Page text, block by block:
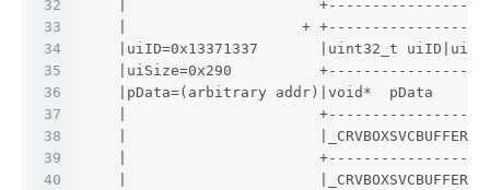
32
33
34
35
36
37
38
39
40
|
|                    +
|uiID=0x13371337       |uint32_t
|uiSize=0x290
|pData=(arbitrary addr)|void*  pData
|
|
|
|